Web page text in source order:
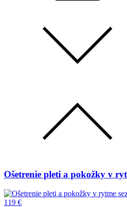
Ošetrenie pleti a pokožky v
119 €